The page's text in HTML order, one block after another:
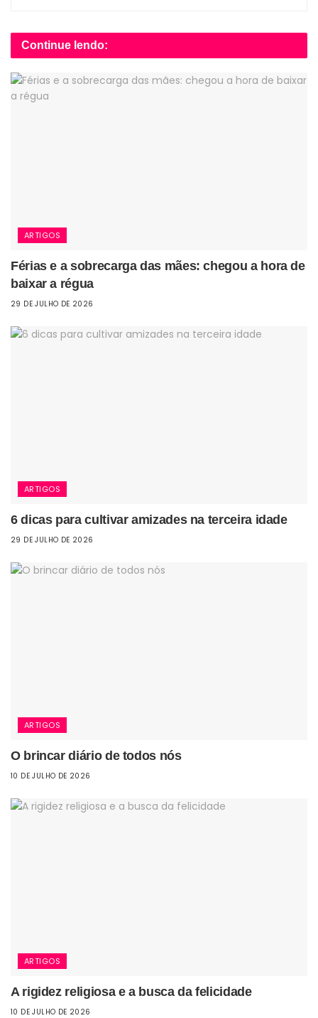
Continue lendo:
ARTIGOS
Férias e a sobrecarga das mães: chegou a hora de
baixar a régua
29 DE JULHO DE 2026
ARTIGOS
6 dicas para cultivar amizades na terceira idade
29 DE JULHO DE 2026
ARTIGOS
O brincar diário de todos nós
10 DE JULHO DE 2026
ARTIGOS
A rigidez religiosa e a busca da felicidade
10 DE JULHO DE 2026